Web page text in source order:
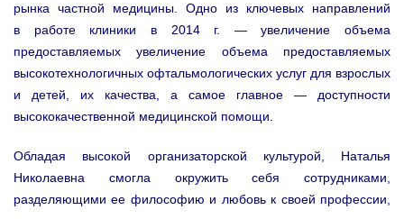
рынка частной медицины. Одно из ключевых направлений
в работе клиники в 2014 г. — увеличение объема
предоставляемых увеличение объема предоставляемых
высокотехнологичных офтальмологических услуг для взрослых
и детей, их качества, а самое главное — доступности
высококачественной медицинской помощи.
Обладая высокой организаторской культурой, Наталья
Николаевна смогла окружить себя сотрудниками,
разделяющими ее философию и любовь к своей профессии,